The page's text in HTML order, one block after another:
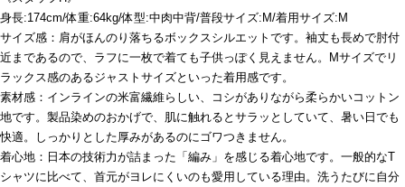
身長:174cm/体重:64kg/体型:中肉中背/普段サイズ:M/着用サイズ:M
サイズ感：肩がほんのり落ちるボックスシルエットです。袖丈も長めで肘付
近まであるので、ラフに一枚で着ても子供っぽく見えません。Mサイズでリ
ラックス感のあるジャストサイズといった着用感です。
素材感：インラインの米富繊維らしい、コシがありながら柔らかいコットン
地です。製品染めのおかげで、肌に触れるとサラッとしていて、暑い日でも
快適。しっかりとした厚みがあるのにゴワつきません。
着心地：日本の技術力が詰まった「編み」を感じる着心地です。一般的なT
シャツに比べて、首元がヨレにくいのも愛用している理由。洗うたびに自分